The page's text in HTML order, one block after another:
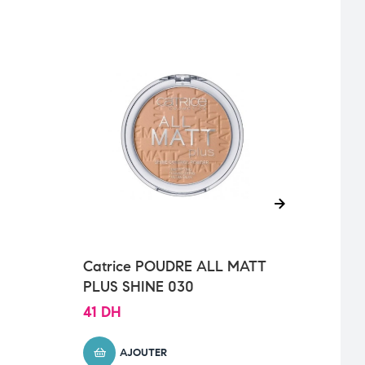
Catrice POUDRE ALL MATT
PLUS SHINE 030
41 DH
AJOUTER